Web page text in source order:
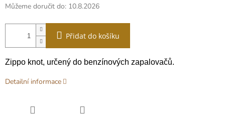
Můžeme doručit do: 10.8.2026
Přidat do košíku
Zippo knot, určený do benzínových zapalovačů.
Detailní informace